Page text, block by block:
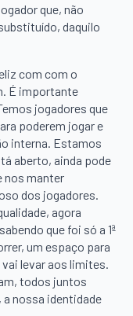
que, não
daquilo
com com o
É importante
jogadores que
poderem jogar e
interna. Estamos
aberto, ainda pode
nos manter
dos jogadores.
agora
que foi só a 1ª
um espaço para
levar aos limites.
todos juntos
nossa identidade